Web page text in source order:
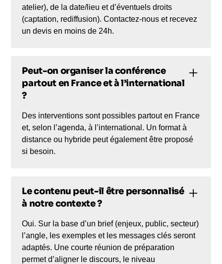
atelier), de la date/lieu et d’éventuels droits
(captation, rediffusion). Contactez-nous et recevez
un devis en moins de 24h.
Peut-on organiser la conférence
partout en France et à l’international
?
Des interventions sont possibles partout en France
et, selon l’agenda, à l’international. Un format à
distance ou hybride peut également être proposé
si besoin.
Le contenu peut-il être personnalisé
à notre contexte ?
Oui. Sur la base d’un brief (enjeux, public, secteur)
l’angle, les exemples et les messages clés seront
adaptés. Une courte réunion de préparation
permet d’aligner le discours, le niveau